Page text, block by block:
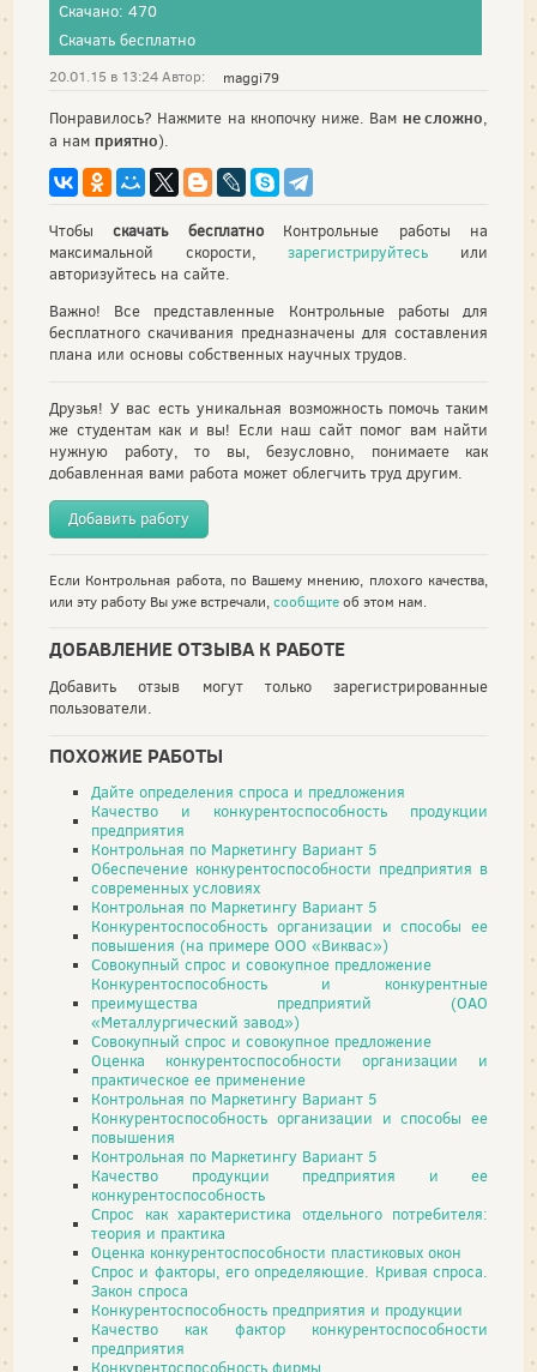
Скачано: 470
Скачать бесплатно
20.01.15 в 13:24 Автор: maggi79
Понравилось? Нажмите на кнопочку ниже. Вам не сложно,
а нам приятно).
Чтобыскачать бесплатноКонтрольные работы на
максимальной скорости,зарегистрируйтесь или
авторизуйтесь на сайте.
Важно! Все представленные Контрольные работы для
бесплатного скачивания предназначены для составления
плана или основы собственных научных трудов.
Друзья! У вас есть уникальная возможность помочь таким
же студентам как и вы! Если наш сайт помог вам найти
нужную работу, то вы, безусловно, понимаете как
добавленная вами работа может облегчить труд другим.
Добавить работу
Если Контрольная работа, по Вашему мнению, плохого качества,
или эту работу Вы уже встречали,сообщитеоб этом нам.
ДОБАВЛЕНИЕ ОТЗЫВА К РАБОТЕ
Добавить отзыв могут только зарегистрированные
пользователи.
ПОХОЖИЕ РАБОТЫ
Дайте определения спроса и предложения
Качество и конкурентоспособность продукции
предприятия
Контрольная по Маркетингу Вариант 5
Обеспечение конкурентоспособности предприятия в
современных условиях
Контрольная по Маркетингу Вариант 5
Конкурентоспособность организации и способы ее
повышения (на примере ООО «Виквас»)
Совокупный спрос и совокупное предложение
Конкурентоспособность и конкурентные
преимущества предприятий (ОАО
«Металлургический завод»)
Совокупный спрос и совокупное предложение
Оценка конкурентоспособности организации и
практическое ее применение
Контрольная по Маркетингу Вариант 5
Конкурентоспособность организации и способы ее
повышения
Контрольная по Маркетингу Вариант 5
Качество продукции предприятия и ее
конкурентоспособность
Спрос как характеристика отдельного потребителя:
теория и практика
Оценка конкурентоспособности пластиковых окон
Спрос и факторы, его определяющие. Кривая спроса.
Закон спроса
Конкурентоспособность предприятия и продукции
Качество как фактор конкурентоспособности
предприятия